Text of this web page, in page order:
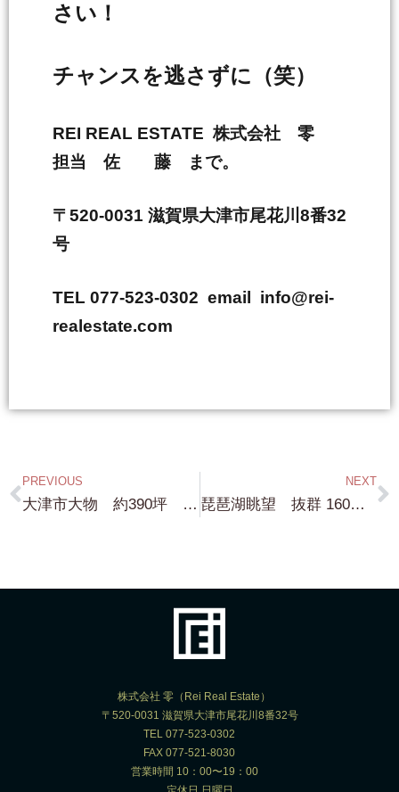
さい！
チャンスを逃さずに（笑）
REI REAL ESTATE 株式会社 零
担当 佐 藤 まで。
〒520-0031 滋賀県大津市尾花川8番32
号
TEL 077-523-0302 email info@rei-
realestate.com
PREVIOUS
大津市大物 約390坪 前面砂浜！琵琶湖浜付き物件 勿論 建物建設可能！・・・詳細は お問い合わせください！
NEXT
琵琶湖眺望 抜群 160坪・・琵琶湖浜付きではないですが 高台に位置し 非常にいい物件です！
株式会社 零（Rei Real Estate）
〒520-0031 滋賀県大津市尾花川8番32号
TEL 077-523-0302
FAX 077-521-8030
営業時間 10：00〜19：00